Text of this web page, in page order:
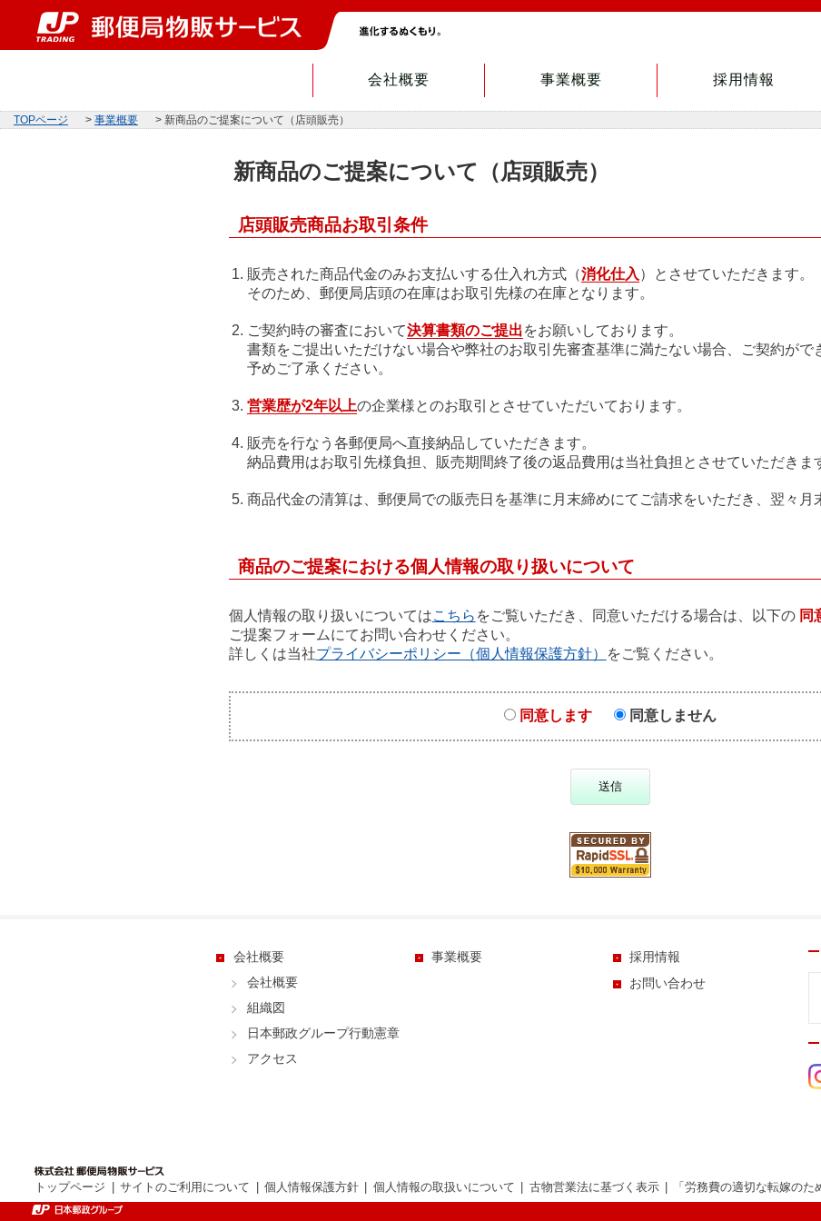
会社概要 事業概要 採用情報
TOPページ > 事業概要 > 新商品のご提案について（店頭販売）
新商品のご提案について（店頭販売）
店頭販売商品お取引条件
販売された商品代金のみお支払いする仕入れ方式（消化仕入 ）とさせていただきます。
そのため、郵便局店頭の在庫はお取引先様の在庫となります。
ご契約時の審査において決算書類のご提出をお願いしております。
書類をご提出いただけない場合や弊社のお取引先審査基準に満たない場合、ご契約がで
予めご了承ください。
営業歴が2年以上の企業様とのお取引とさせていただいております。
販売を行なう各郵便局へ直接納品していただきます。
納品費用はお取引先様負担、販売期間終了後の返品費用は当社負担とさせていただきま
商品代金の清算は、郵便局での販売日を基準に月末締めにてご請求をいただき、翌々月
商品のご提案における個人情報の取り扱いについて
個人情報の取り扱いについてはこちら をご覧いただき、同意いただける場合は、以下の 同
ご提案フォームにてお問い合わせください。
詳しくは当社プライバシーポリシー（個人情報保護方針） をご覧ください。
同意します 同意しません
送信
会社概要
会社概要
組織図
日本郵政グループ行動憲章
アクセス
事業概要
採用情報
お問い合わせ
トップページ サイトのご利用について 個人情報保護方針 個人情報の取扱いについて 古物営業法に基づく表示 「労務費の適切な転嫁の